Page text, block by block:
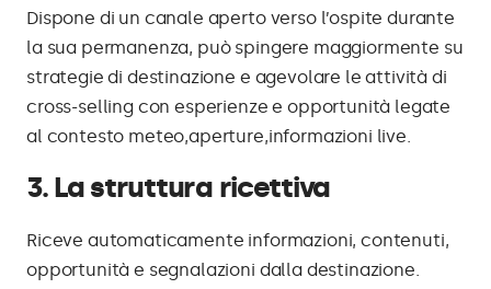
Dispone di un canale aperto verso l’ospite durante
la sua permanenza, può spingere maggiormente su
strategie di destinazione e agevolare le attività di
cross-selling con esperienze e opportunità legate
al contesto meteo,aperture,informazioni live.
3. La struttura ricettiva
Riceve automaticamente informazioni, contenuti,
opportunità e segnalazioni dalla destinazione.